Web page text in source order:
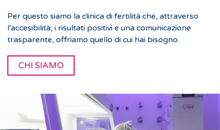
Per questo siamo la clinica di fertilità che, attraverso
l'accesibilità, i risultati positivi e una comunicazione
trasparente, offriamo quello di cui hai bisogno.
CHI SIAMO